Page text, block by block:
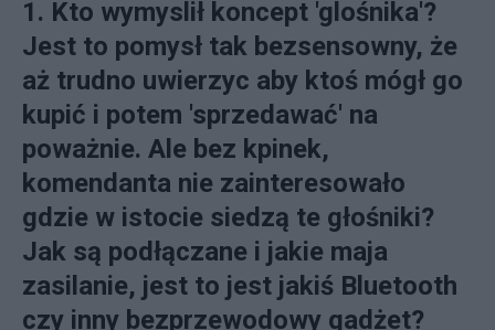
1. Kto wymyslił koncept 'glośnika'?
Jest to pomysł tak bezsensowny, że
aż trudno uwierzyc aby ktoś mógł go
kupić i potem 'sprzedawać' na
poważnie. Ale bez kpinek,
komendanta nie zainteresowało
gdzie w istocie siedzą te głośniki?
Jak są podłączane i jakie maja
zasilanie, jest to jest jakiś Bluetooth
czy inny bezprzewodowy gadżet?